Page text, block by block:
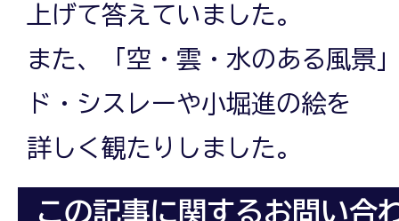
上げて答えていました。
また、「空・雲・水のある風景
ド・シスレーや小堀進の絵を
詳しく観たりしました。
この記事に関するお問い合